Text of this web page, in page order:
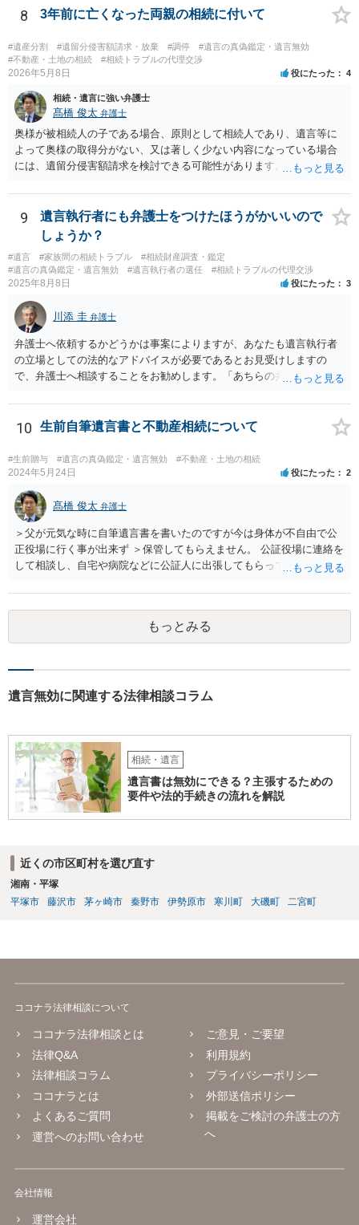
8 3年前に亡くなった両親の相続に付いて
#遺産分割 #遺留分侵害額請求・放棄 #調停
#遺言の真偽鑑定・遺言無効
#不動産・土地の相続
#相続トラブルの代理交渉
2026年5月8日 役にたった 4
相続・遺言に強い弁護士
髙橋 俊太 弁護士
奥様が被相続人の子である場合、原則として相続人であり、遺言等に
よって奥様の取得分がない、又は著しく少ない内容になっている場合
には、遺留分侵害額請求を検討できる可能性があります。ただし、
記の義務化に関する説明と混同されている可能性があります。相続登
記については、不動産を相続で取得したことを知った日から３年以内
に申請する義務があります。一方、遺留分侵害額請求は、相続開始お
よび遺留分を侵害する贈与・遺贈があったことを知った時から１年で
時効にかかります。また、相続開始から１０年が経過すると、認識の
有無にかかわらず行使できなくなります。 奥様がご両親の死亡を最近
効がいつから進むかは慎重に検討する必要があります。ただし、死亡
から３年が経過しているとのことですので、早急に戸籍、遺言の有
無、不動産登記、遺産分割協議書の有無を確認した方がよいでしょ
う。特に、お姉様側だけで不動産名義を変更している場合、遺言があ
ったのか、遺産分割協議書が作成されているのか、奥様の署名押印が
以前に、法定相続分や遺産分割未了の問題として整理すべき場合もあ
ります。 奥様において戸籍謄本、不動産登記簿、固定資産評価証明
書、遺言書の有無等を確認し、弁護士に個別に相談した方がよいと思
われます。
9
遺言執行者にも弁護士をつけたほうがかいいので
しょうか？
#遺言 #家族間の相続トラブル
#相続財産調査・鑑定
#遺言の真偽鑑定・遺言無効
#遺言執行者の選任 #相続トラブルの代理交渉
2025年8月8日 役にたった 3
川添 圭 弁護士
弁護士へ依頼するかどうかは事案によりますが、あなたも遺言執行者
の立場としての法的なアドバイスが必要であるとお見受けしますの
で、弁護士へ相談することをお勧めします。「あちらの弁護士」（元
誘導しかしてこないと思います。
10 生前自筆遺言書と不動産相続について
#生前贈与 #遺言の真偽鑑定・遺言無効 #不動産・土地の相続
2024年5月24日 役にたった 2
髙橋 俊太 弁護士
＞父が元気な時に自筆遺言書を書いたのですが今は身体が不自由で公
正役場に行く事が出来ず ＞保管してもらえません。 公証役場に連絡を
して相談し、自宅や病院などに公証人に出張してもらって公正証書を
うことも可能です。 ＞不動産名義を父から母に名義変更しておいた方
がいいのではと考えていますがどう思いますか？ 詳細が不明であり何
とも言えないのですが、遺言内容との関わりもあると思いますので、
弁護士に事情等を説明して個別に相談した方がよいように思います。
もっとみる
遺言無効に関連する法律相談コラム
相続・遺言
遺言書は無効にできる？主張するための
要件や法的手続きの流れを解説
近くの市区町村を選び直す
湘南・平塚
平塚市
藤沢市 茅ヶ崎市 秦野市 伊勢原市 寒川町 大磯町 二宮町
ココナラ法律相談について
ココナラ法律相談とは
法律Q&A
法律相談コラム
ココナラとは
よくあるご質問
運営へのお問い合わせ
ご意見・ご要望
利用規約
プライバシーポリシー
外部送信ポリシー
掲載をご検討の弁護士の方
へ
会社情報
運営会社